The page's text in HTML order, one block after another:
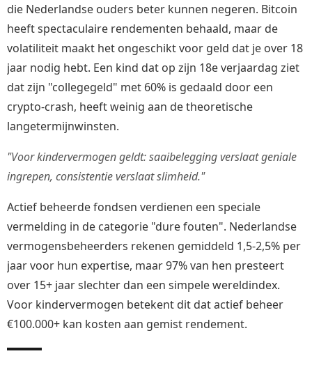
die Nederlandse ouders beter kunnen negeren. Bitcoin
heeft spectaculaire rendementen behaald, maar de
volatiliteit maakt het ongeschikt voor geld dat je over 18
jaar nodig hebt. Een kind dat op zijn 18e verjaardag ziet
dat zijn "collegegeld" met 60% is gedaald door een
crypto-crash, heeft weinig aan de theoretische
langetermijnwinsten.
"Voor kindervermogen geldt: saaibelegging verslaat geniale
ingrepen, consistentie verslaat slimheid."
Actief beheerde fondsen verdienen een speciale
vermelding in de categorie "dure fouten". Nederlandse
vermogensbeheerders rekenen gemiddeld 1,5-2,5% per
jaar voor hun expertise, maar 97% van hen presteert
over 15+ jaar slechter dan een simpele wereldindex.
Voor kindervermogen betekent dit dat actief beheer
€100.000+ kan kosten aan gemist rendement.